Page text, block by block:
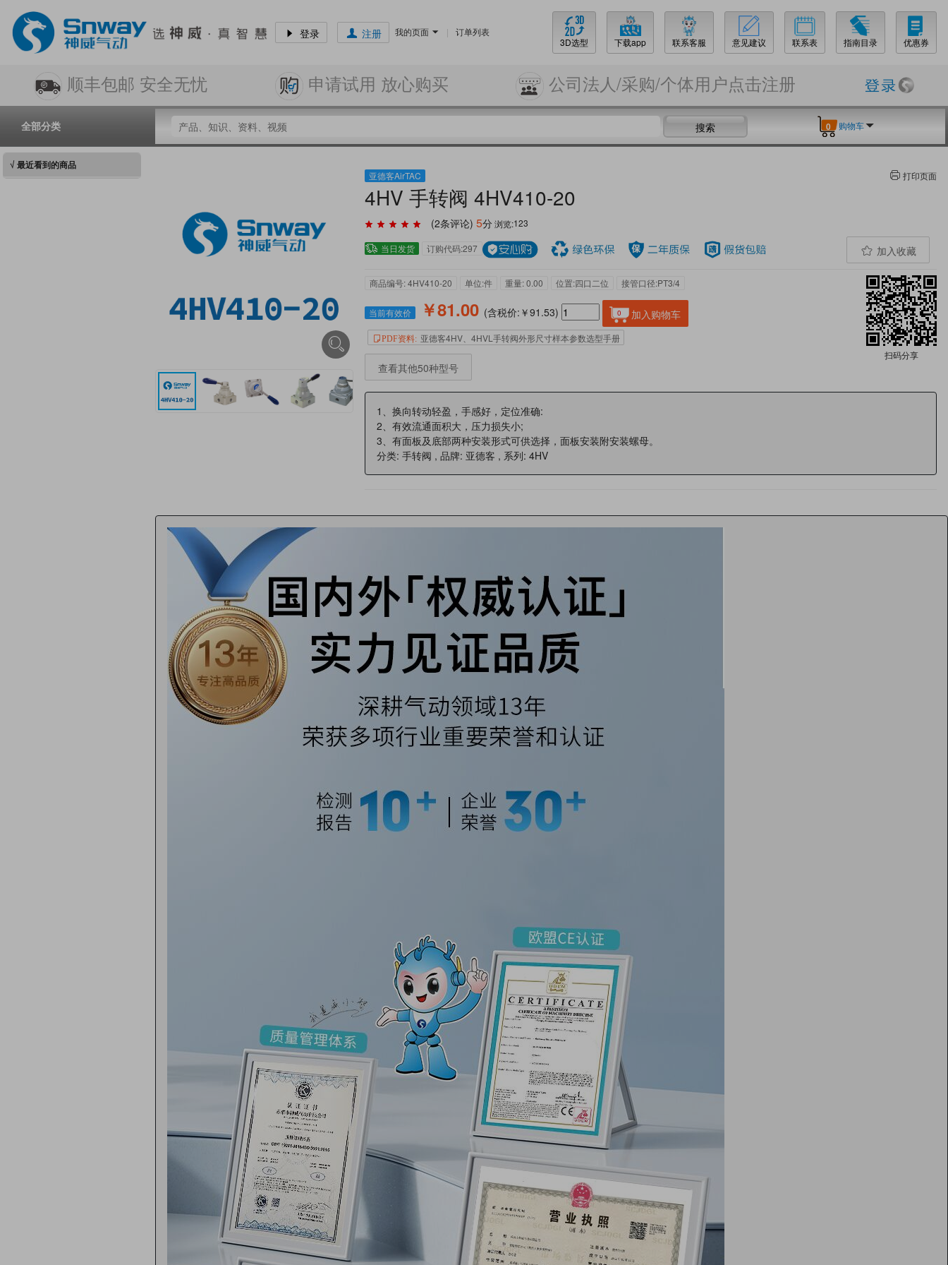
登录 注册 我的页面 |
订单列表
3D选型
下载app 联系客服 意见建议 联系表 指南目录 优惠券
顺丰包邮 安全无忧 申请试用 放心购买 公司法人/采购/个体用户点击注册
全部分类 搜索 0 购物车
√ 最近看到的商品
亚德客AirTAC 打印页面
4HV 手转阀 4HV410-20
(2条评论) 5分 浏览:123
当日发货 订购代码:297 加入收藏
商品编号: 4HV410-20 单位:件 重量: 0.00 位置:四口二位 接管口径:PT3/4
扫码分享
当前有效价 ￥81.00 (含税价:￥91.53) 0 加入购物车
PDF资料: 亚德客4HV、4HVL手转阀外形尺寸样本参数选型手册
查看其他50种型号
1、换向转动轻盈，手感好，定位准确:
2、有效流通面积大，压力损失小;
3、有面板及底部两种安装形式可供选择，面板安装附安装螺母。
分类: 手转阀 , 品牌: 亚德客 , 系列: 4HV